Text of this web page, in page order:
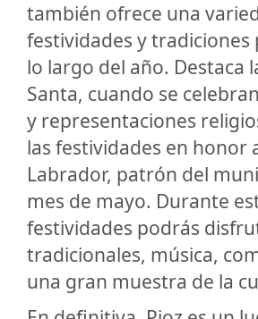
también ofrece una
festividades y tradiciones
lo largo del año. Destaca
Santa, cuando se
y representaciones
las festividades en honor
Labrador, patrón del
mes de mayo. Durante
festividades podrás
tradicionales, música,
una gran muestra de la